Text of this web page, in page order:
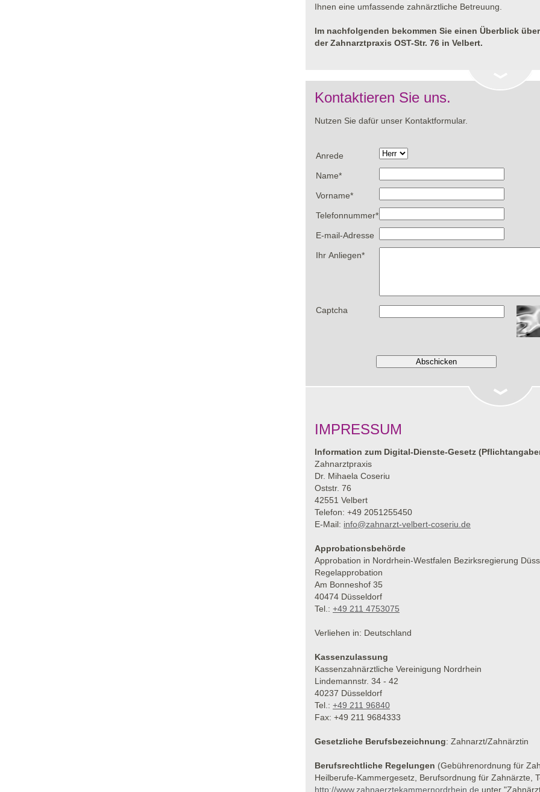
Ihnen eine umfassende zahnärztliche Betreuung.
Im nachfolgenden bekommen Sie einen Überblick
der Zahnarztpraxis OST-Str. 76 in Velbert.
Kontaktieren Sie uns.
Nutzen Sie dafür unser Kontaktformular.
Anrede
Name*
Vorname*
Telefonnummer*
E-mail-Adresse
Ihr Anliegen*
Captcha
IMPRESSUM
Information zum Digital-Dienste-Gesetz
Zahnarztpraxis
Dr. Mihaela Coseriu
Oststr. 76
42551 Velbert
Telefon: +49 2051255450
E-Mail: info@zahnarzt-velbert-coseriu.de
Approbationsbehörde
Approbation in Nordrhein-Westfalen Bezirksregierung
Regelapprobation
Am Bonneshof 35
40474 Düsseldorf
Tel.: +49 211 4753075
Verliehen in: Deutschland
Kassenzulassung
Kassenzahnärztliche Vereinigung Nordrhein
Lindemannstr. 34 - 42
40237 Düsseldorf
Tel.: +49 211 96840
Fax: +49 211 9684333
Gesetzliche Berufsbezeichnung: Zahnarzt/Zahnärztin
Berufsrechtliche Regelungen (Gebührenordnung für
Heilberufe-Kammergesetz, Berufsordnung für Zahnärzte,
http://www.zahnaerztekammernordrhein.de unter